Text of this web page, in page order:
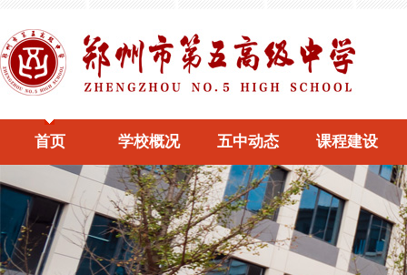
首页 学校概况 五中动态 课程建设